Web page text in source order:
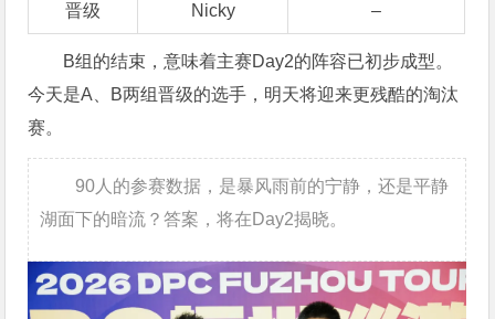
晋级 Nicky –
B组的结束，意味着主赛Day2的阵容已初步成型。
今天是A、B两组晋级的选手，明天将迎来更残酷的淘汰
赛。
90人的参赛数据，是暴风雨前的宁静，还是平静
湖面下的暗流？答案，将在Day2揭晓。